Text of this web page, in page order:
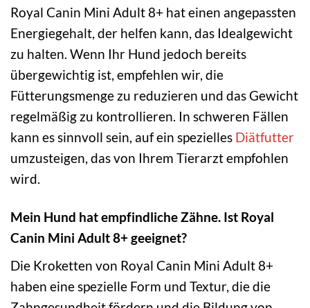
Royal Canin Mini Adult 8+ hat einen angepassten
Energiegehalt, der helfen kann, das Idealgewicht
zu halten. Wenn Ihr Hund jedoch bereits
übergewichtig ist, empfehlen wir, die
Fütterungsmenge zu reduzieren und das Gewicht
regelmäßig zu kontrollieren. In schweren Fällen
kann es sinnvoll sein, auf ein spezielles Diätfutter
umzusteigen, das von Ihrem Tierarzt empfohlen
wird.
Mein Hund hat empfindliche Zähne. Ist Royal
Canin Mini Adult 8+ geeignet?
Die Kroketten von Royal Canin Mini Adult 8+
haben eine spezielle Form und Textur, die die